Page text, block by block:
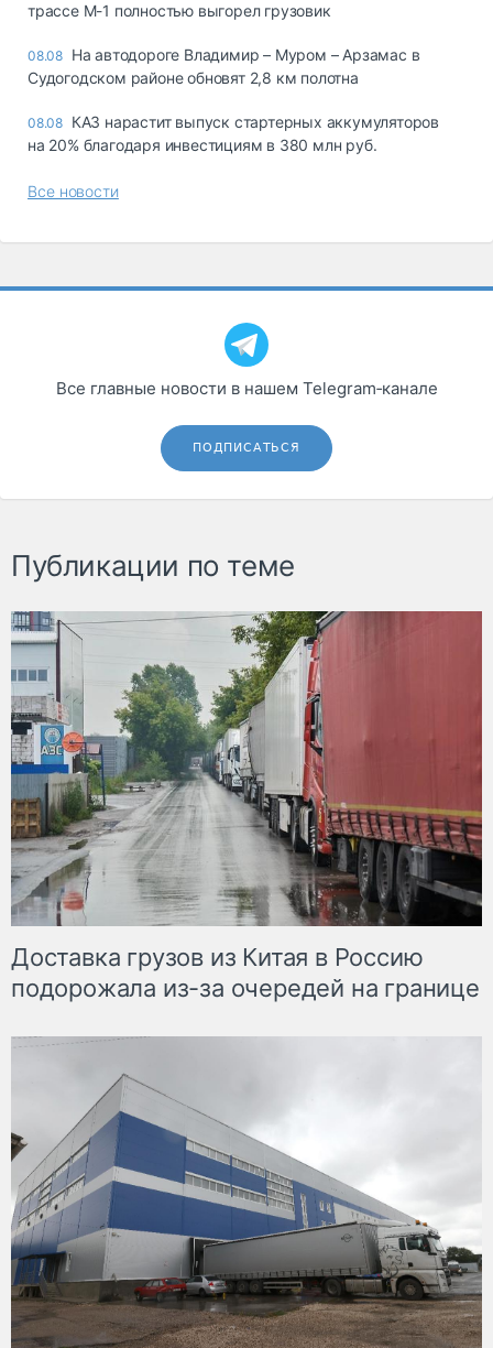
трассе М-1 полностью выгорел грузовик
08.08 На автодороге Владимир – Муром – Арзамас в
Судогодском районе обновят 2,8 км полотна
08.08 КАЗ нарастит выпуск стартерных аккумуляторов
на 20% благодаря инвестициям в 380 млн руб.
Все новости
Все главные новости в нашем Telegram‑канале
ПОДПИСАТЬСЯ
Публикации по теме
Доставка грузов из Китая в Россию
подорожала из-за очередей на границе